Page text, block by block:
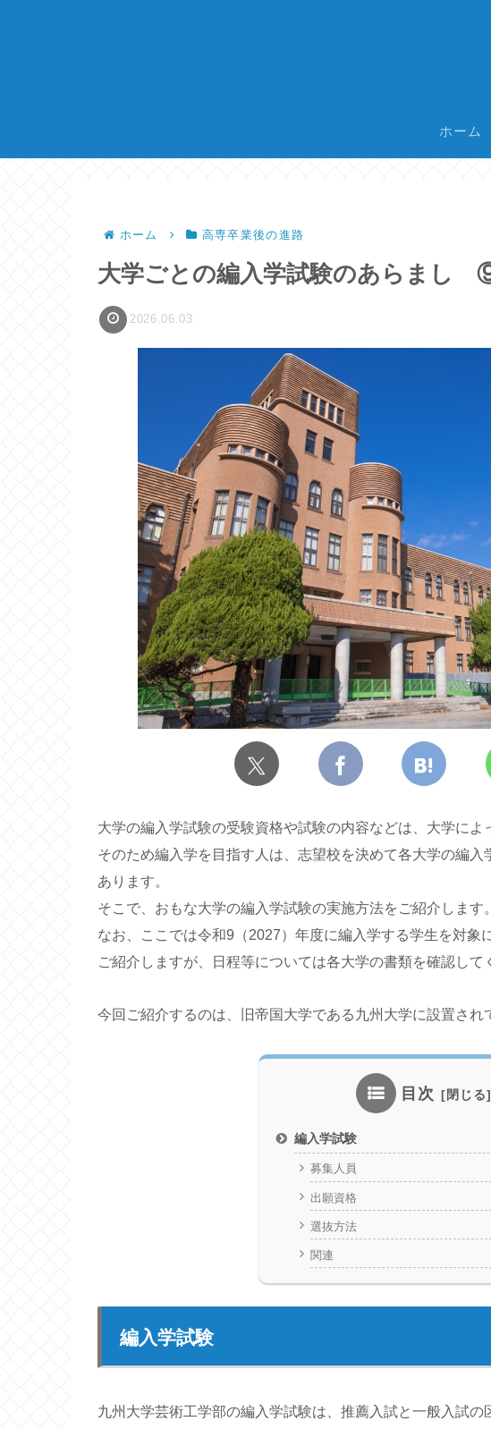
ホーム
ホーム 高専卒業後の進路
大学ごとの編入学試験のあらまし
2026.06.03
大学の編入学試験の受験資格や試験の内容などは、大学によ
そのため編入学を目指す人は、志望校を決めて各大学の編
あります。
そこで、おもな大学の編入学試験の実施方法をご紹介します。
なお、ここでは令和9（2027）年度に編入学する学生を対象
ご紹介しますが、日程等については各大学の書類を確認して
今回ご紹介するのは、旧帝国大学である九州大学に設置され
目次
編入学試験
募集人員
出願資格
選抜方法
関連
編入学試験
九州大学芸術工学部の編入学試験は、推薦入試と一般入試の